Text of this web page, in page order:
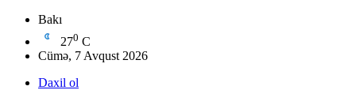
Bakı
270 C
Cümə, 7 Avqust 2026
Daxil ol